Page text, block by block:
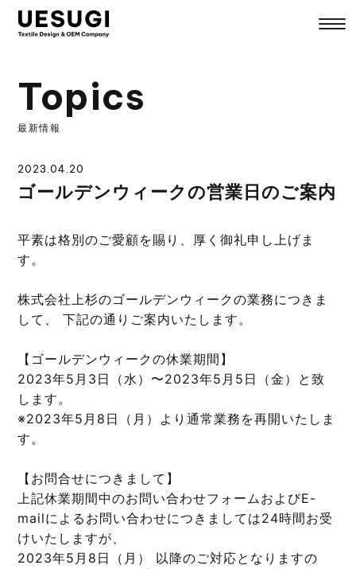
Topics
最新情報
2023.04.20
ゴールデンウィークの営業日のご案内
平素は格別のご愛顧を賜り、厚く御礼申し上げま
す。
株式会社上杉のゴールデンウィークの業務につきま
して、 下記の通りご案内いたします。
【ゴールデンウィークの休業期間】
2023年5月3日（水）〜2023年5月5日（金）と致
します。
※2023年5月8日（月）より通常業務を再開いたしま
す。
【お問合せにつきまして】
上記休業期間中のお問い合わせフォームおよびE-
mailによるお問い合わせにつきましては24時間お受
けいたしますが、
2023年5月8日（月） 以降のご対応となりますの